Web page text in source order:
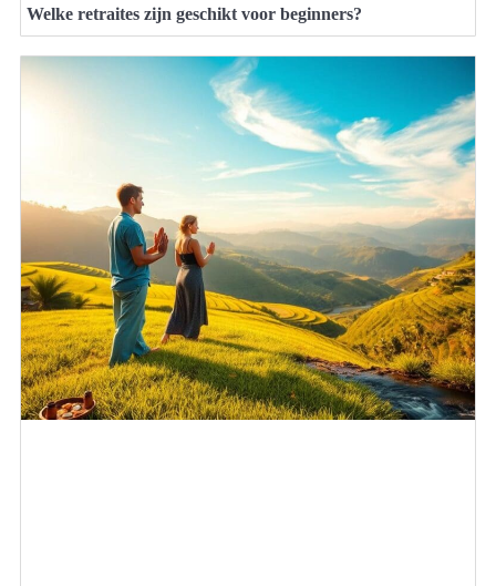
Welke retraites zijn geschikt voor beginners?